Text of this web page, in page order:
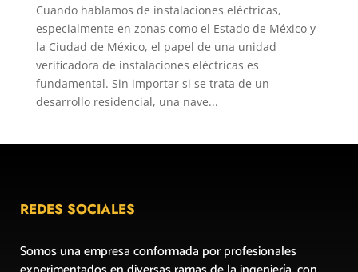
Cuando hablamos de instalaciones eléctricas,
especialmente en zonas como el Estado de México y
la Ciudad de México, el papel de una unidad
verificadora de instalaciones eléctricas es
fundamental. Sin importar si se trata de un
desarrollo residencial, una nave...
REDES SOCIALES
Somos una empresa conformada por profesionales